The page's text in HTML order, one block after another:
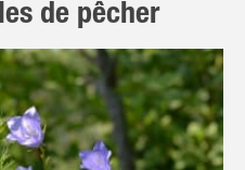
de pêcher